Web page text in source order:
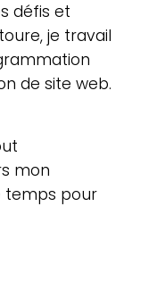
défis et
je travail
de site web.
mon
temps pour